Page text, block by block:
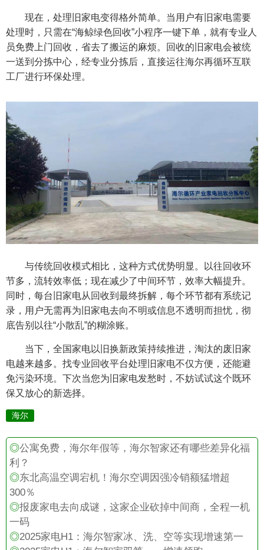
现在，处理旧家电变得格外简单。当用户有旧家电需要
处理时，只需在“海鲸绿色回收”小程序一键下单，就有专业人
员免费上门回收，省去了搬运的麻烦。回收的旧家电会被统
一送到分拣中心，经专业分拣后，直接运往海尔再循环互联
工厂进行环保处理。
与传统回收模式相比，这种方式优势明显。以往回收环
节多，流转效率低；现在减少了中间环节，效率大幅提升。
同时，每台旧家电从回收到最终拆解，每个环节都有系统记
录，用户无需再为旧家电去向不明或信息不透明而担忧，彻
底告别以往“小散乱”的糊涂账。
当下，全国家电以旧换新政策持续推进，淘汰的废旧家
电越来越多。找专业回收平台处理旧家电不仅方便，还能避
免污染环境。下次当您为旧家电发愁时，不妨试试这个既环
保又放心的新选择。
海尔
◎公寓免费，海尔年假等，海尔智家还有哪些差异化福
利？
◎东北高温空调宕机！海尔空调因强冷销额猛增超
300％
◎报废家电去向成谜，这家企业砍掉中间商，全程一机
一码
◎2025家电H1：海尔智家冰、洗、空等实现增速第一